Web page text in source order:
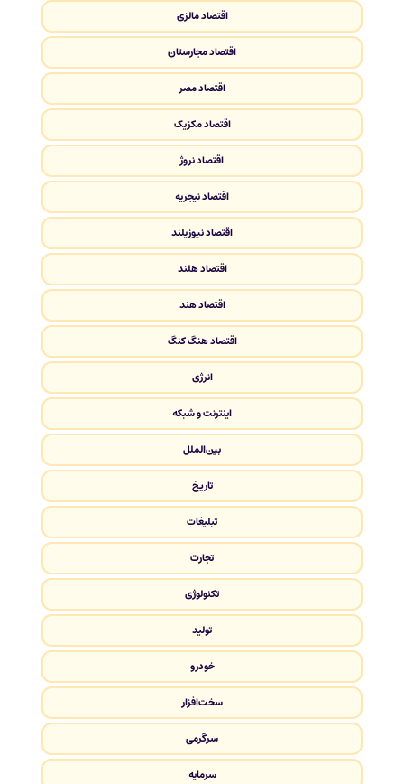
اقتصاد مالزی
اقتصاد مجارستان
اقتصاد مصر
اقتصاد مکزیک
اقتصاد نروژ
اقتصاد نیجریه
اقتصاد نیوزیلند
اقتصاد هلند
اقتصاد هند
اقتصاد هنگ کنگ
انرژی
اینترنت و شبکه
بین‌الملل
تاریخ
تبلیغات
تجارت
تکنولوژی
تولید
خودرو
سخت‌افزار
سرگرمی
سرمایه